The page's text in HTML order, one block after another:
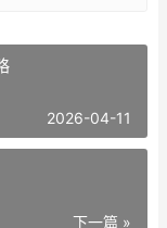
2026-04-11
下一篇 »